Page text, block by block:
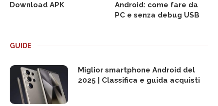
Download APK
Android: come fare da
PC e senza debug USB
GUIDE
Miglior smartphone Android del
2025 | Classifica e guida acquisti